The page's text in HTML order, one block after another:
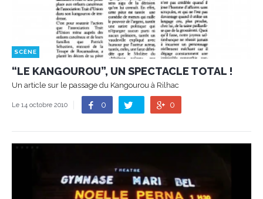
SCÈNE
“LE KANGOUROU”, UN SPECTACLE TOTAL !
Un article sur le passage du Kangourou à Rilhac
Le 14 octobre 2010 0 0